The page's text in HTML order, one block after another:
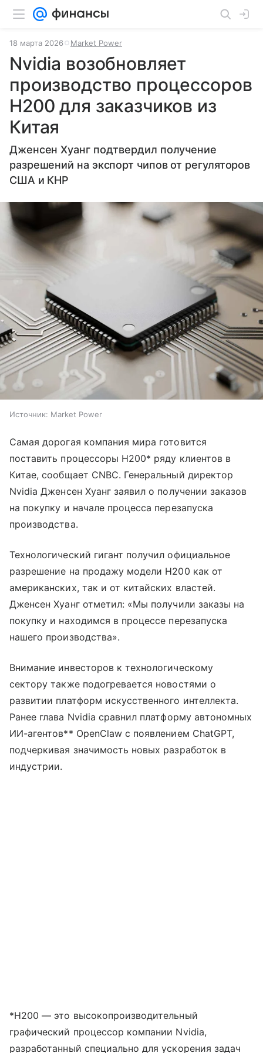
18 марта 2026 Market Power
Nvidia возобновляет
производство процессоров
H200 для заказчиков из
Китая
Дженсен Хуанг подтвердил получение
разрешений на экспорт чипов от регуляторов
США и КНР
Источник: Market Power
Самая дорогая компания мира готовится
поставить процессоры H200* ряду клиентов в
Китае, сообщает CNBC. Генеральный директор
Nvidia Дженсен Хуанг заявил о получении заказов
на покупку и начале процесса перезапуска
производства.
Технологический гигант получил официальное
разрешение на продажу модели H200 как от
американских, так и от китайских властей.
Дженсен Хуанг отметил: «Мы получили заказы на
покупку и находимся в процессе перезапуска
нашего производства».
Внимание инвесторов к технологическому
сектору также подогревается новостями о
развитии платформ искусственного интеллекта.
Ранее глава Nvidia сравнил платформу автономных
ИИ-агентов** OpenClaw с появлением ChatGPT,
подчеркивая значимость новых разработок в
индустрии.
*H200 — это высокопроизводительный
графический процессор компании Nvidia,
разработанный специально для ускорения задач